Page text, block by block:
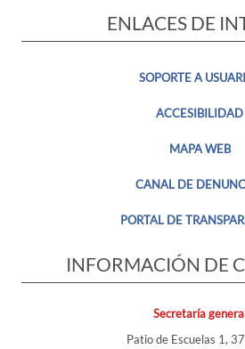
ENLACES DE
SOPORTE A
ACCESIBILIDAD
MAPA WEB
CANAL DE
PORTAL DE
INFORMACIÓN DE
Secretaría
Patio de Escuelas 1,